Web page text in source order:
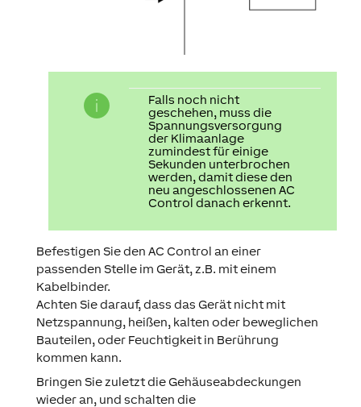
Falls noch nicht
geschehen, muss die
Spannungsversorgung
der Klimaanlage
zumindest für einige
Sekunden unterbrochen
werden, damit diese den
neu angeschlossenen AC
Control danach erkennt.
Befestigen Sie den AC Control an einer
passenden Stelle im Gerät, z.B. mit einem
Kabelbinder.
Achten Sie darauf, dass das Gerät nicht mit
Netzspannung, heißen, kalten oder beweglichen
Bauteilen, oder Feuchtigkeit in Berührung
kommen kann.
Bringen Sie zuletzt die Gehäuseabdeckungen
wieder an, und schalten die